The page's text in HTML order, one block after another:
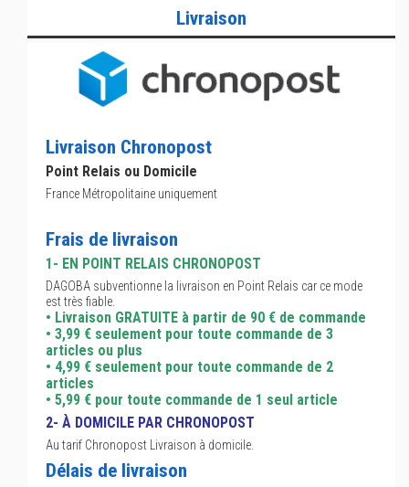
Livraison
Livraison Chronopost
Point Relais ou Domicile
France Métropolitaine uniquement
Frais de livraison
1- EN POINT RELAIS CHRONOPOST
DAGOBA subventionne la livraison en Point Relais car ce mode
est très fiable.
• Livraison GRATUITE à partir de 90 € de commande
• 3,99 € seulement pour toute commande de 3
articles ou plus
• 4,99 € seulement pour toute commande de 2
articles
• 5,99 € pour toute commande de 1 seul article
2- À DOMICILE PAR CHRONOPOST
Au tarif Chronopost Livraison à domicile.
Délais de livraison